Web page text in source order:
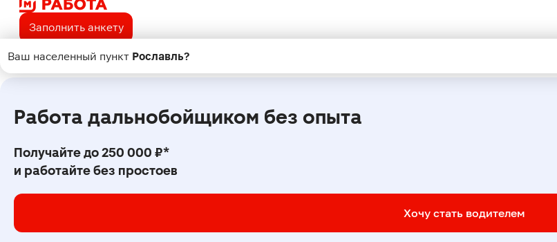
Поиск
Заполнить анкету
Работа дальнобойщиком без опыта
Получайте до 250 000 ₽*
и работайте без простоев
Хочу стать водителем
Ваш населенный пункт Рославль?